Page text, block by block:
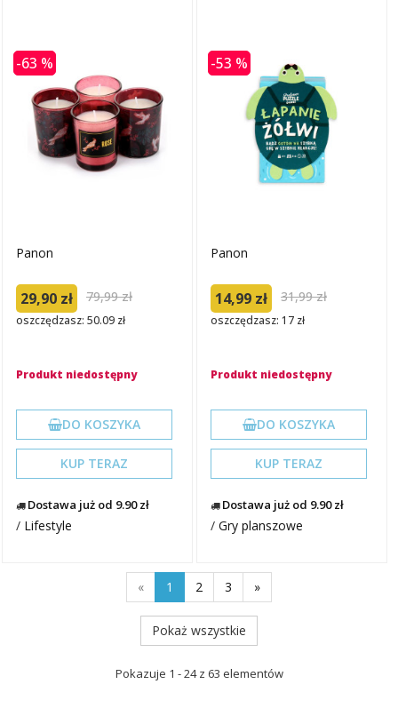
-63 %
Panon
29,90 zł 79,99 zł
oszczędzasz: 50.09 zł
Produkt niedostępny
DO KOSZYKA
KUP TERAZ
Dostawa już od 9.90 zł
/ Lifestyle
-53 %
Panon
14,99 zł 31,99 zł
oszczędzasz: 17 zł
Produkt niedostępny
DO KOSZYKA
KUP TERAZ
Dostawa już od 9.90 zł
/Gry planszowe
« 1 2 3 »
Pokaż wszystkie
Pokazuje 1 - 24 z 63 elementów